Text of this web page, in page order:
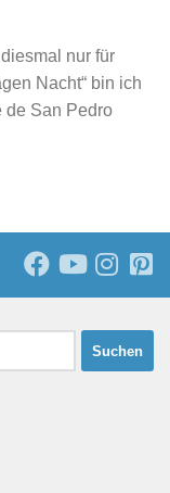
nur für
Nacht“ bin ich
de San Pedro